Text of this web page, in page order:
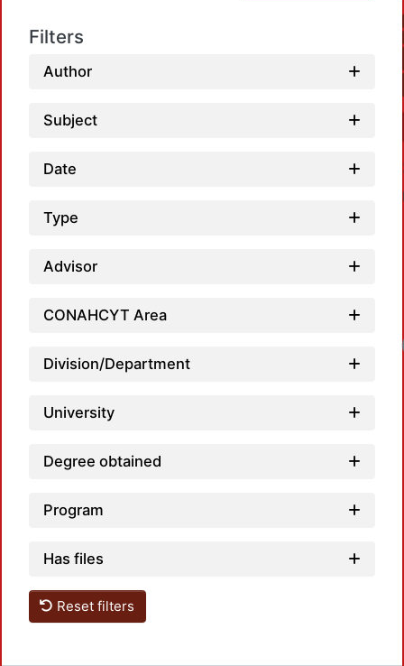
Filters
Author
Subject
Date
Type
Advisor
CONAHCYT Area
Division/Department
University
Degree obtained
Program
Has files
Reset filters